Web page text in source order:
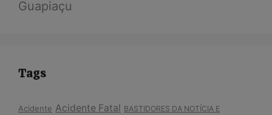
Guapiaçu
Tags
Acidente Acidente Fatal BASTIDORES DA NOTÍCIA E